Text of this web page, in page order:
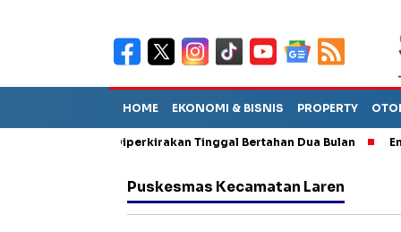
HOME EKONOMI & BISNIS PROPERTY
Sebut TPA Diperkirakan Tinggal Bertahan Dua Bulan Empat
Puskesmas Kecamatan Laren